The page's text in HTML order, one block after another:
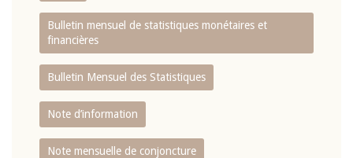
Bulletin mensuel de statistiques monétaires et
financières
Bulletin Mensuel des Statistiques
Note d’information
Note mensuelle de conjoncture